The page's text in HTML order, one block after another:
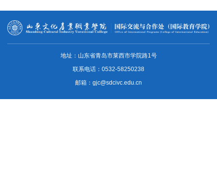
地址：山东省青岛市莱西市学院路1号
联系电话：0532-58250238
邮箱：gjc@sdcivc.edu.cn